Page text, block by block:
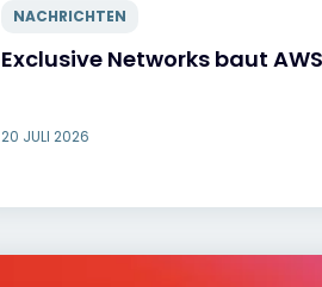
NACHRICHTEN
Exclusive Networks baut
20 JULI 2026